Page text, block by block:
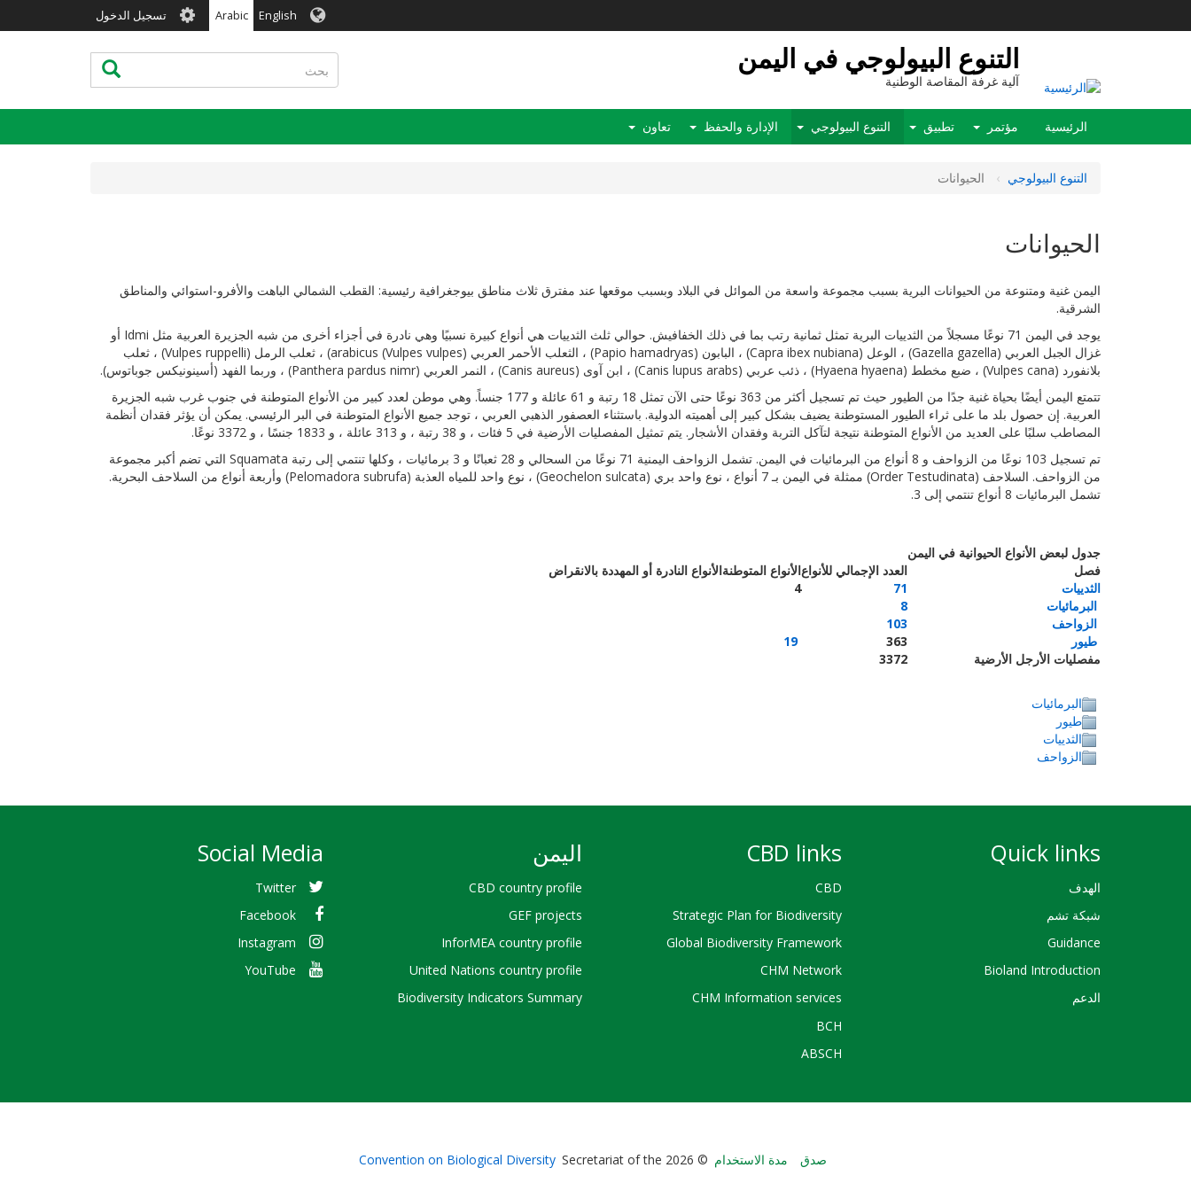
English
Arabic
User
account
menu
تسجيل الدخول
التنوع البيولوجي في اليمن
آلية غرفة المقاصة الوطنية
بحث بحث
Main
navigation
الرئيسية مؤتمر تطبيق التنوع البيولوجي الإدارة والحفظ تعاون
التنوع البيولوجي الحيوانات
الحيوانات
اليمن غنية ومتنوعة من الحيوانات البرية بسبب مجموعة واسعة من الموائل في البلاد وبسبب موقعها عند مفترق ثلاث مناطق بيوجغرافية رئيسية: القطب الشمالي الباهت والأفرو-استوائي والمناطق
الشرقية.
يوجد في اليمن 71 نوعًا مسجلاً من الثدييات البرية تمثل ثمانية رتب بما في ذلك الخفافيش. حوالي ثلث الثدييات هي أنواع كبيرة نسبيًا وهي نادرة في أجزاء أخرى من شبه الجزيرة العربية مثل Idmi أو
غزال الجبل العربي (Gazella gazella) ، الوعل (Capra ibex nubiana) ، البابون (Papio hamadryas) ، الثعلب الأحمر العربي (Vulpes vulpes) arabicus) ، ثعلب الرمل (Vulpes ruppelli) ، ثعلب
بلانفورد (Vulpes cana) ، ضبع مخطط (Hyaena hyaena) ، ذئب عربي (Canis lupus arabs) ، ابن آوى (Canis aureus) ، النمر العربي (Panthera pardus nimr) ، وربما الفهد (أسينونيكس جوباتوس).
تتمتع اليمن أيضًا بحياة غنية جدًا من الطيور حيث تم تسجيل أكثر من 363 نوعًا حتى الآن تمثل 18 رتبة و 61 عائلة و 177 جنساً. وهي موطن لعدد كبير من الأنواع المتوطنة في جنوب غرب شبه الجزيرة
العربية. إن حصول بلد ما على ثراء الطيور المستوطنة يضيف بشكل كبير إلى أهميته الدولية. باستثناء العصفور الذهبي العربي ، توجد جميع الأنواع المتوطنة في البر الرئيسي. يمكن أن يؤثر فقدان أنظمة
المصاطب سلبًا على العديد من الأنواع المتوطنة نتيجة لتآكل التربة وفقدان الأشجار. يتم تمثيل المفصليات الأرضية في 5 فئات ، و 38 رتبة ، و 313 عائلة ، و 1833 جنسًا ، و 3372 نوعًا.
تم تسجيل 103 نوعًا من الزواحف و 8 أنواع من البرمائيات في اليمن. تشمل الزواحف اليمنية 71 نوعًا من السحالي و 28 ثعبانًا و 3 برمائيات ، وكلها تنتمي إلى رتبة Squamata التي تضم أكبر مجموعة
من الزواحف. السلاحف (Order Testudinata) ممثلة في اليمن بـ 7 أنواع ، نوع واحد بري (Geochelon sulcata) ، نوع واحد للمياه العذبة (Pelomadora subrufa) وأربعة أنواع من السلاحف البحرية.
تشمل البرمائيات 8 أنواع تنتمي إلى 3.
جدول لبعض الأنواع الحيوانية في اليمن
فصل
العدد الإجمالي للأنواعالأنواع المتوطنةالأنواع النادرة أو المهددة بالانقراض
الثدييات
71
4
البرمائيات
8
الزواحف
103
طيور
363
19
مفصليات الأرجل الأرضية
3372
البرمائيات
طيور
الثدييات
الزواحف
Quick links
الهدف
شبكة تشم
Guidance
Bioland Introduction
الدعم
CBD links
CBD
Strategic Plan for Biodiversity
Global Biodiversity Framework
CHM Network
CHM Information services
BCH
ABSCH
اليمن
CBD country profile
GEF projects
InforMEA country profile
United Nations country profile
Biodiversity Indicators Summary
Social Media
Twitter
Facebook
Instagram
YouTube
Bioland صدق مدة الاستخدام © 2026 Secretariat of the
Convention on Biological Diversity